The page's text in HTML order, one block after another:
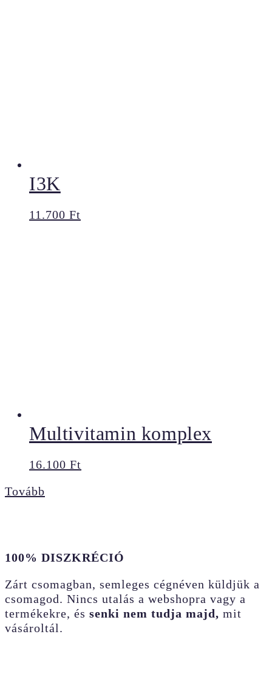
I3K
11.700 Ft
Multivitamin komplex
16.100 Ft
Tovább
100% DISZKRÉCIÓ
Zárt csomagban, semleges cégnéven küldjük a
csomagod. Nincs utalás a webshopra vagy a
termékekre, és senki nem tudja majd, mit
vásároltál.